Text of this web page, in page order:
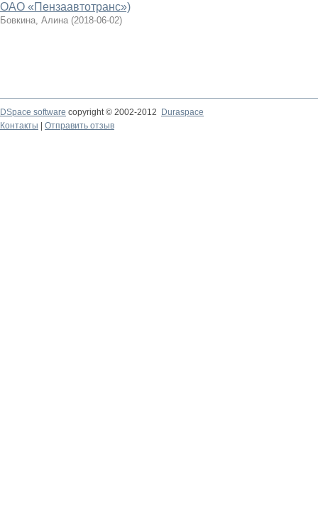
ОАО «Пензаавтотранс»)
Бовкина, Алина (2018-06-02)
DSpace software copyright © 2002-2012
Duraspace
Контакты
Отправить отзыв